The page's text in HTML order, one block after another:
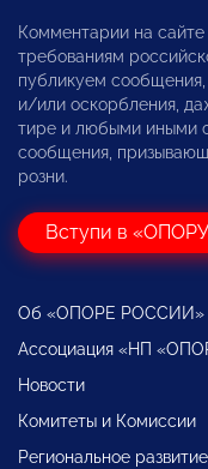
Комментарии на
требованиям
публикуем
и/или оскорбления,
тире и любыми иными
сообщения,
розни.
Вступи в
Об «ОПОРЕ РОССИИ»
Ассоциация «НП
Новости
Комитеты и Комиссии
Региональное развитие